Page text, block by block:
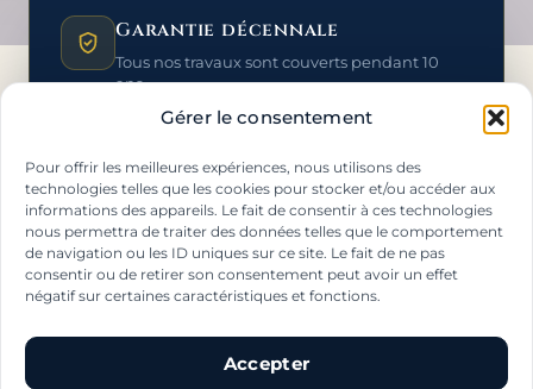
Gérer le consentement
Pour offrir les meilleures expériences, nous utilisons des
technologies telles que les cookies pour stocker et/ou accéder aux
informations des appareils. Le fait de consentir à ces technologies
nous permettra de traiter des données telles que le comportement
de navigation ou les ID uniques sur ce site. Le fait de ne pas
consentir ou de retirer son consentement peut avoir un effet
négatif sur certaines caractéristiques et fonctions.
Accepter
Garantie décennale
Tous nos travaux sont couverts pendant 10
ans.
Respect des DTU
Travaux réalisés dans les règles de l’art.
Devis & déplacement gratuits